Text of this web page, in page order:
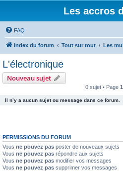
Les accros
FAQ
Index du forum Tout sur tout Les
L'électronique
Nouveau sujet
0 sujet • Page 1
Il n’y a aucun sujet ou message dans ce forum.
PERMISSIONS DU FORUM
Vous ne pouvez pas poster de nouveaux sujets
Vous ne pouvez pas répondre aux sujets
Vous ne pouvez pas modifier vos messages
Vous ne pouvez pas supprimer vos messages